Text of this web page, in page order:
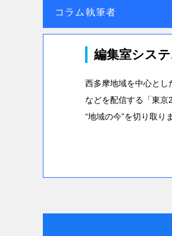
コラム執筆者
編集室システ
西多摩地域を中心とし
などを配信する「東京
“地域の今”を切り取り